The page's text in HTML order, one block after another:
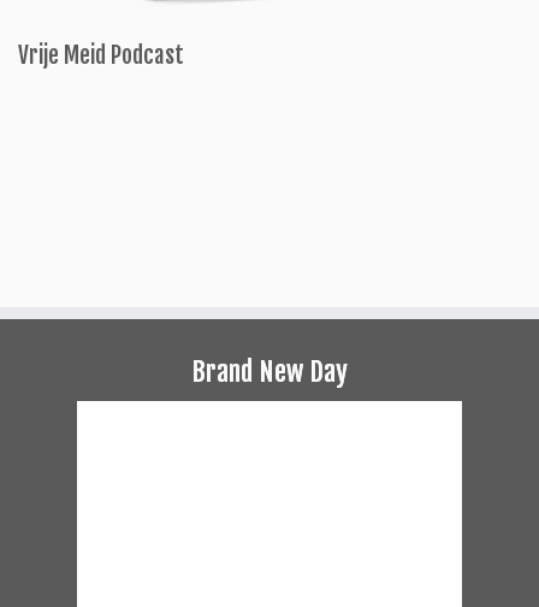
Vrije Meid Podcast
Brand New Day